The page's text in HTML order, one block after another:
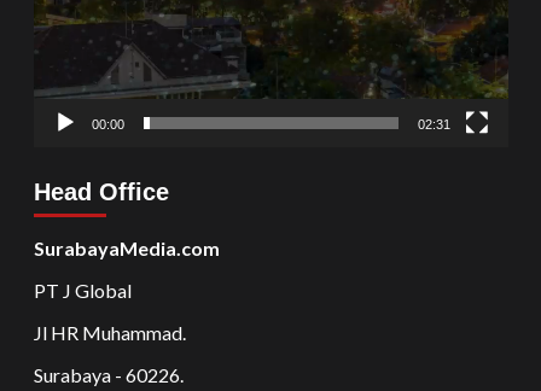
00:00 02:31
Head Office
SurabayaMedia.com
PT J Global
Jl HR Muhammad.
Surabaya - 60226.